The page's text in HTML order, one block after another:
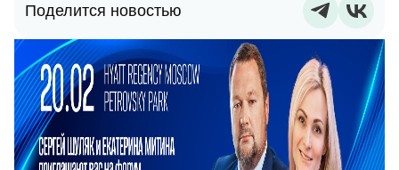
Поделится новостью